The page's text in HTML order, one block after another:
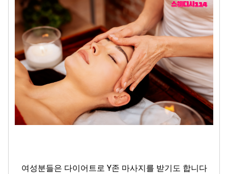
여성분들은 다이어트로 Y존 마사지를 받기도 합니다